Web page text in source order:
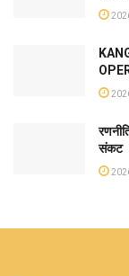
संकट